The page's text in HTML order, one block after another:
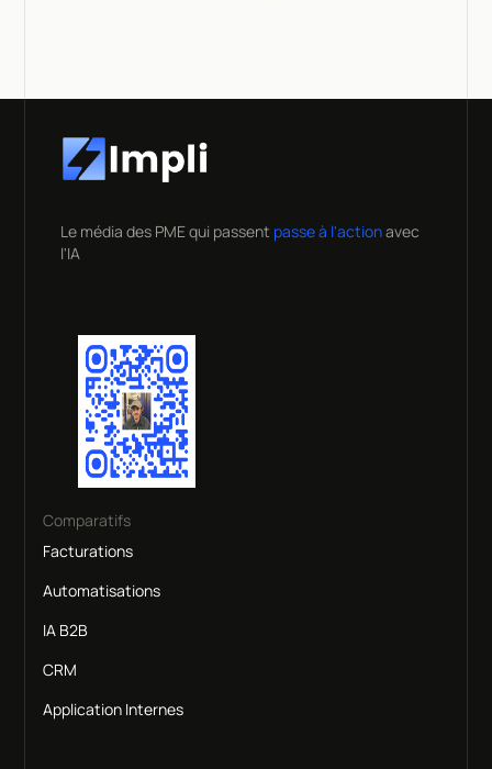
Le média des PME qui passent passe à l'actionavec
l'IA
Comparatifs
Facturations
Automatisations
IA B2B
CRM
Application Internes